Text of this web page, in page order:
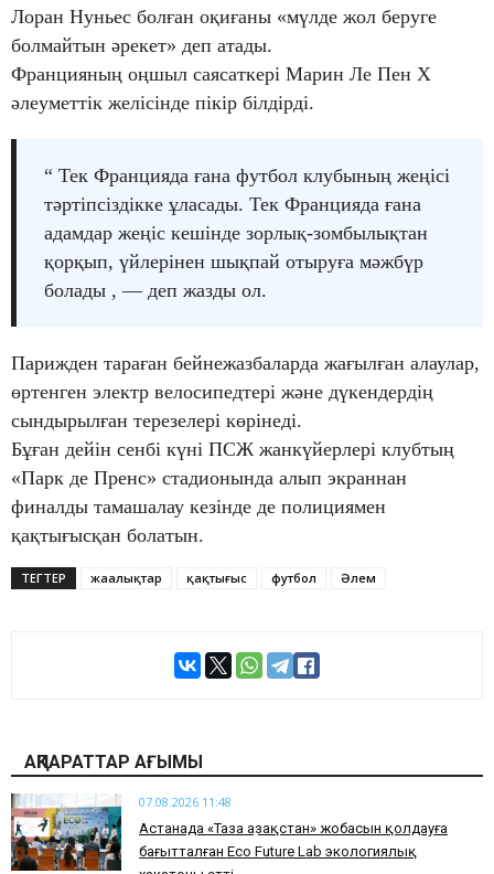
Лоран Нуньес болған оқиғаны «мүлде жол беруге
болмайтын әрекет» деп атады.
Францияның оңшыл саясаткері Марин Ле Пен X
әлеуметтік желісінде пікір білдірді.
“ Тек Францияда ғана футбол клубының жеңісі
тәртіпсіздікке ұласады. Тек Францияда ғана
адамдар жеңіс кешінде зорлық-зомбылықтан
қорқып, үйлерінен шықпай отыруға мәжбүр
болады , — деп жазды ол.
Парижден тараған бейнежазбаларда жағылған алаулар,
өртенген электр велосипедтері және дүкендердің
сындырылған терезелері көрінеді.
Бұған дейін сенбі күні ПСЖ жанкүйерлері клубтың
«Парк де Пренс» стадионында алып экраннан
финалды тамашалау кезінде де полициямен
қақтығысқан болатын.
ТЕГТЕР жаңалықтар қақтығыс футбол Әлем
АҚПАРАТТАР АҒЫМЫ
07.08.2026 11:48
Астанада «Таза Қазақстан» жобасын қолдауға
бағытталған Eco Future Lab экологиялық